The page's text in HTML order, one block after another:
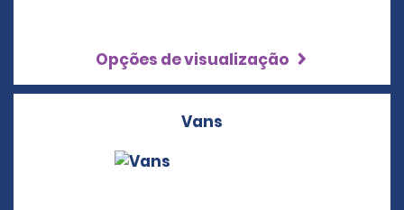
Opções de visualização
Vans